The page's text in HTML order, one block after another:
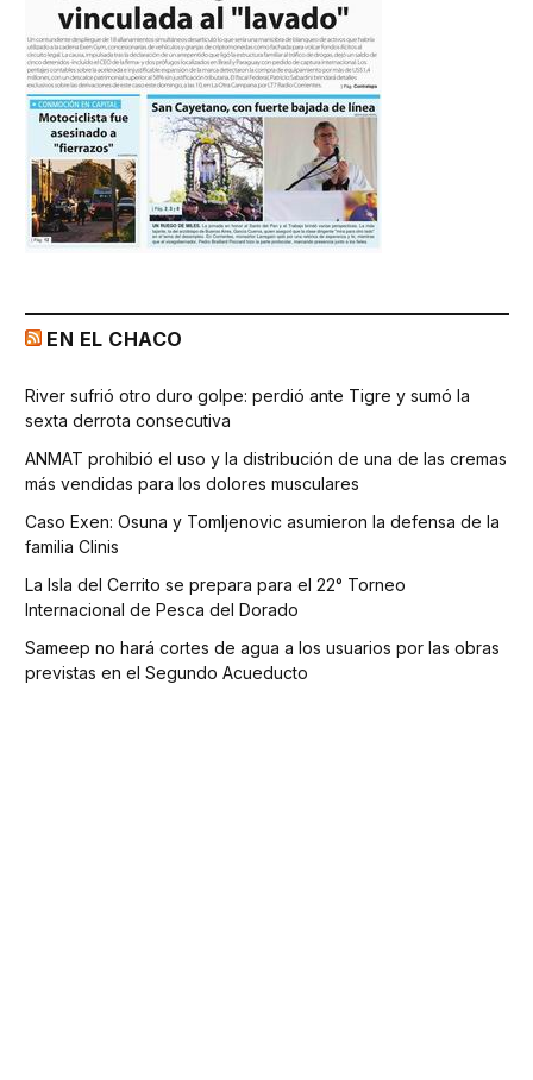
EN EL CHACO
River sufrió otro duro golpe: perdió ante Tigre y sumó la
sexta derrota consecutiva
ANMAT prohibió el uso y la distribución de una de las cremas
más vendidas para los dolores musculares
Caso Exen: Osuna y Tomljenovic asumieron la defensa de la
familia Clinis
La Isla del Cerrito se prepara para el 22° Torneo
Internacional de Pesca del Dorado
Sameep no hará cortes de agua a los usuarios por las obras
previstas en el Segundo Acueducto